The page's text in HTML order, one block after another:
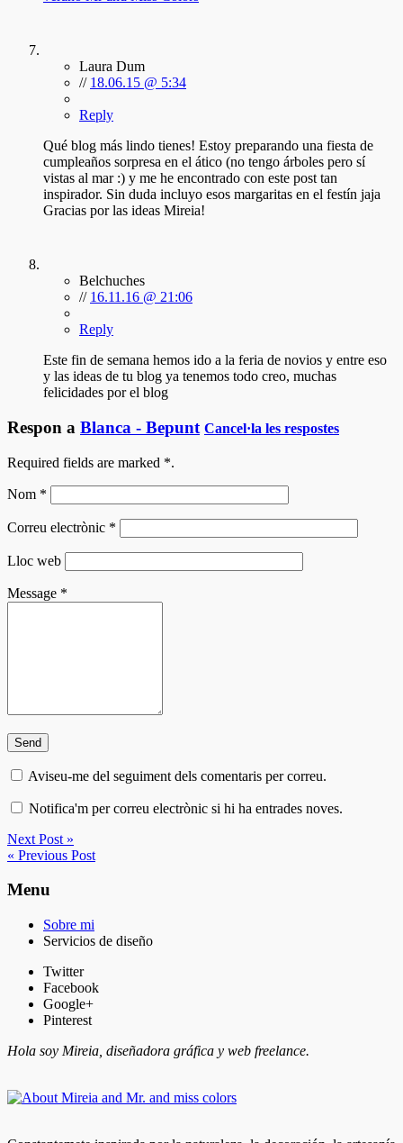
Laura Dum
// 18.06.15 @ 5:34
Reply
Qué blog más lindo tienes! Estoy preparando una fiesta de
cumpleaños sorpresa en el ático (no tengo árboles pero sí
vistas al mar :) y me he encontrado con este post tan
inspirador. Sin duda incluyo esos margaritas en el festín jaja
Gracias por las ideas Mireia!
Belchuches
// 16.11.16 @ 21:06
Reply
Este fin de semana hemos ido a la feria de novios y entre eso
y las ideas de tu blog ya tenemos todo creo, muchas
felicidades por el blog
Respon a Blanca - Bepunt Cancel·la les respostes
Required fields are marked *.
Nom *
Correu electrònic *
Lloc web
Message *
Aviseu-me del seguiment dels comentaris per correu.
Notifica'm per correu electrònic si hi ha entrades noves.
Next Post »
« Previous Post
Menu
Sobre mi
Servicios de diseño
Twitter
Facebook
Google+
Pinterest
Hola soy Mireia, diseñadora gráfica y web freelance.